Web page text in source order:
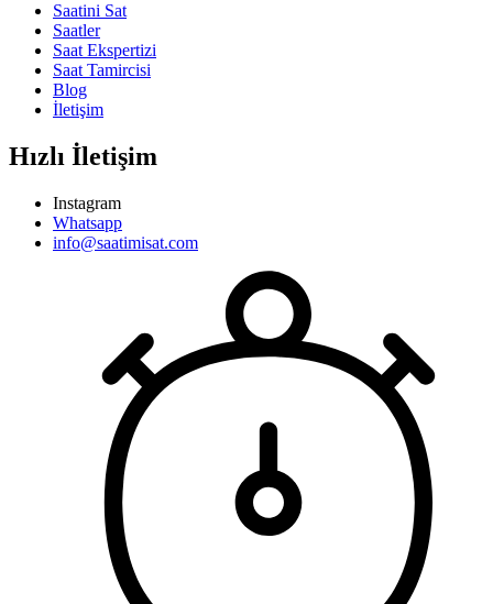
Saatini Sat
Saatler
Saat Ekspertizi
Saat Tamircisi
Blog
İletişim
Hızlı İletişim
Instagram
Whatsapp
info@saatimisat.com